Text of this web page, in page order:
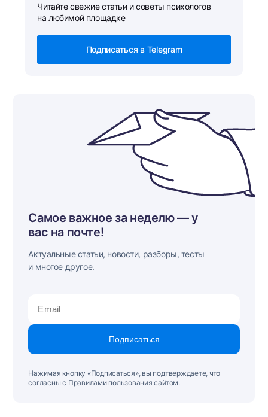
Читайте свежие статьи и советы психологов
на любимой площадке
Подписаться в Telegram
Самое важное за неделю — у
вас на почте!
Актуальные статьи, новости, разборы, тесты
и многое другое.
Подписаться
Нажимая кнопку «Подписаться», вы подтверждаете, что
согласны с Правилами пользования сайтом.